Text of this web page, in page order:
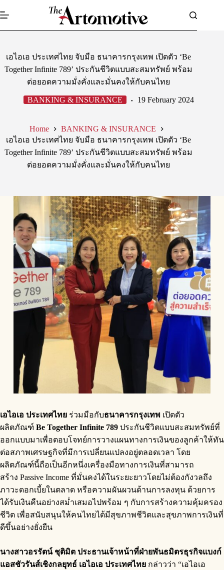
to
เอไอเอ ประเทศไทย จับมือ ธนาคารกรุงเทพ เปิดตัว ‘Be
Together Infinite 789’ ประกันชีวิตแบบสะสมทรัพย์ พร้อม
ต่อยอดความมั่งคั่งและมั่นคงให้กับคนไทย
BANKING & INSURANCE 19 February 2024
Home
BANKING & INSURANCE
เอไอเอ ประเทศไทย จับมือ ธนาคารกรุงเทพ เปิดตัว ‘Be
Together Infinite 789’ ประกันชีวิตแบบสะสมทรัพย์ พร้อม
ต่อยอดความมั่งคั่งและมั่นคงให้กับคนไทย
เอไอเอ ประเทศไทย ร่วมมือกับธนาคารกรุงเทพ เปิดตัว
ผลิตภัณฑ์ Be Together Infinite 789 ประกันชีวิตแบบสะสมทรัพย์ที่
ออกแบบมาเพื่อตอบโจทย์การวางแผนทางการเงินของลูกค้าให้ทัน
ต่อสภาพเศรษฐกิจที่มีการเปลี่ยนแปลงอยู่ตลอดเวลา โดย
ผลิตภัณฑ์นี้ถือเป็นอีกหนึ่งเครื่องมือทางการเงินที่สามารถ
สร้าง Passive Income ที่มั่นคงได้ในระยะยาวโดยไม่ต้องกังวลถึง
ภาวะดอกเบี้ยในตลาด หรือความผันผวนด้านการลงทุน ด้วยการ
ได้รับเงินคืนอย่างสม่ำเสมอไปพร้อม ๆ กับการสร้างความคุ้มครอง
ชีวิต เพื่อสนับสนุนให้คนไทยได้มีสุขภาพชีวิตและสุขภาพการเงินที่
ดีขึ้นอย่างยั่งยืน
นางสาวอรรัตน์ ชุติมิต ประธานเจ้าหน้าที่ฝ่ายพันธมิตรธุรกิจแบงก์
แอสชัวรันส์เชิงกลยุทธ์ เอไอเอ ประเทศไทย กล่าวว่า “เอไอเอ